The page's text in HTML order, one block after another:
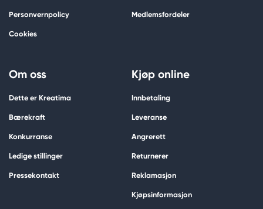
Personvernpolicy
Cookies
Medlemsfordeler
Om oss
Dette er Kreatima
Bærekraft
Konkurranse
Ledige stillinger
Pressekontakt
Kjøp online
Innbetaling
Leveranse
Angrerett
Returnerer
Reklamasjon
Kjøpsinformasjon